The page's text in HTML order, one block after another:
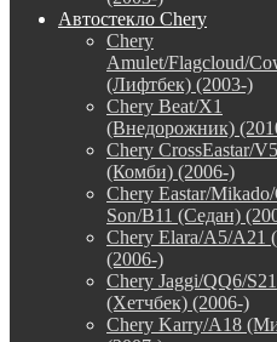
Автостекло Chery
Chery
Amulet/Flagcloud/
(Лифтбек) (2003-)
Chery Beat/X1
(Внедорожник)
Chery CrossEastar/
(Комби) (2006-)
Chery Eastar/
Son/B11 (Седан)
Chery Elara/A5/A21
(2006-)
Chery Jaggi/QQ6/S21
(Хетчбек) (2006-)
Chery Karry/A18